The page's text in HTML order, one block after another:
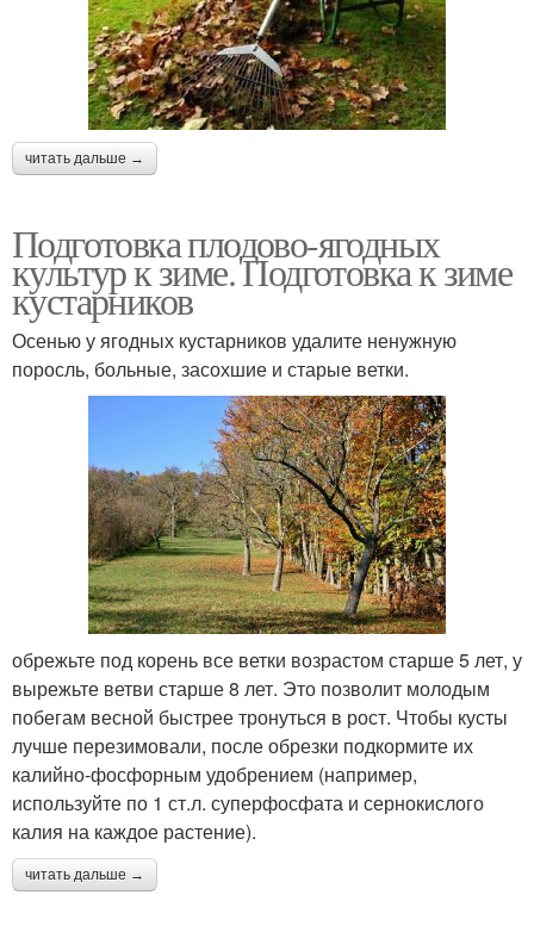
читать дальше →
Подготовка плодово-ягодных
культур к зиме. Подготовка к зиме
кустарников
Осенью у ягодных кустарников удалите ненужную
поросль, больные, засохшие и старые ветки.
обрежьте под корень все ветки возрастом старше 5 лет, у
вырежьте ветви старше 8 лет. Это позволит молодым
побегам весной быстрее тронуться в рост. Чтобы кусты
лучше перезимовали, после обрезки подкормите их
калийно-фосфорным удобрением (например,
используйте по 1 ст.л. суперфосфата и сернокислого
калия на каждое растение).
читать дальше →